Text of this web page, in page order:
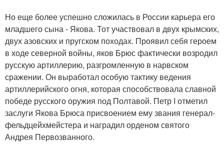
Но еще более успешно сложилась в России карьера его
младшего сына - Якова. Тот участвовал в двух крымских,
двух азовских и пругском походах. Проявил себя героем
в ходе северной войны, яков Брюс фактически возродил
русскую артиллерию, разгромленную в нарвском
сражении. Он выработал особую тактику ведения
артиллерийского огня, которая способствовала славной
победе русского оружия под Полтавой. Петр I отметил
заслуги Якова Брюса присвоением ему звания генерал-
фельдцейхмейстера и наградил орденом святого
Андрея Первозванного.